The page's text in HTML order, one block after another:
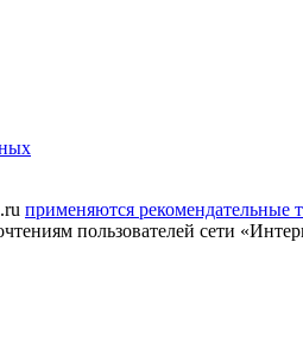
применяются рекомендательные
пользователей сети